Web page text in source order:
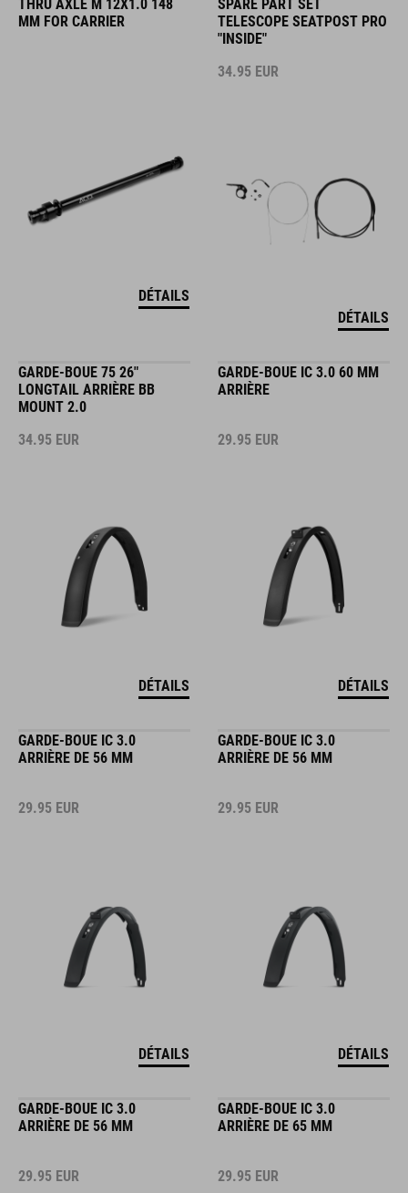
THRU AXLE M 12X1.0 148
MM FOR CARRIER
DÉTAILS
SPARE PART SET
TELESCOPE SEATPOST PRO
"INSIDE"
34.95 EUR
DÉTAILS
GARDE-BOUE 75 26"
LONGTAIL ARRIÈRE BB
MOUNT 2.0
34.95 EUR
DÉTAILS
GARDE-BOUE IC 3.0 60 MM
ARRIÈRE
29.95 EUR
DÉTAILS
GARDE-BOUE IC 3.0
ARRIÈRE DE 56 MM
29.95 EUR
DÉTAILS
GARDE-BOUE IC 3.0
ARRIÈRE DE 56 MM
29.95 EUR
DÉTAILS
GARDE-BOUE IC 3.0
ARRIÈRE DE 56 MM
29.95 EUR
GARDE-BOUE IC 3.0
ARRIÈRE DE 65 MM
29.95 EUR